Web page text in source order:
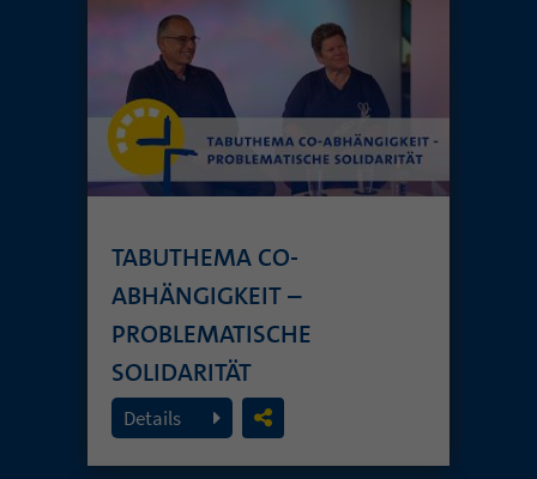
TABUTHEMA CO-
ABHÄNGIGKEIT –
PROBLEMATISCHE
SOLIDARITÄT
26. Juli 2026
Details